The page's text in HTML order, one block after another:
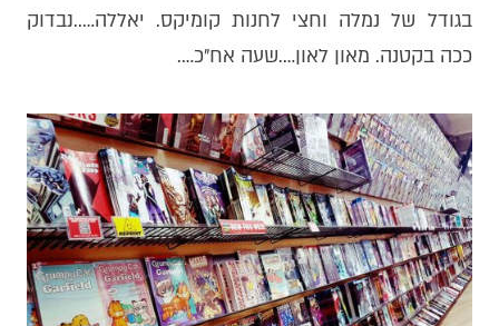
בגודל של נמלה וחצי לחנות קומיקס. יאללה…..נבדוק
ככה בקטנה. מאון לאון….שעה אח״כ….